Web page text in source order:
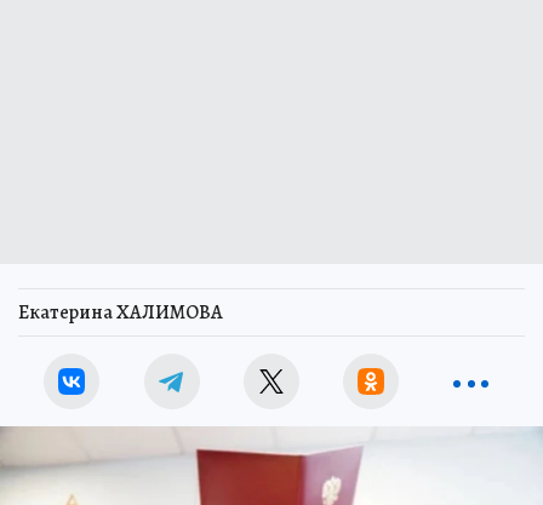
Екатерина ХАЛИМОВА